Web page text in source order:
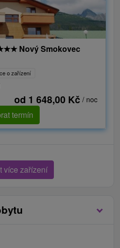
★★ Nový Smokovec
o zařízení
od 1 648,00 Kč / noc
termín
více zařízení